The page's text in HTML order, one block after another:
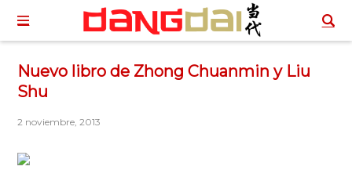
Nuevo libro de Zhong Chuanmin y Liu
Shu
2 noviembre, 2013